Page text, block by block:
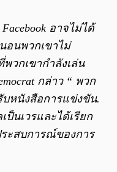
อาจไม่ได้
อนพวกเขาไม่
วกเขากำลังเล่น
กล่าว “ พวก
บหนังสือการแข่งขัน.
ป็นเวรและได้เรียก
ระสบการณ์ของการ